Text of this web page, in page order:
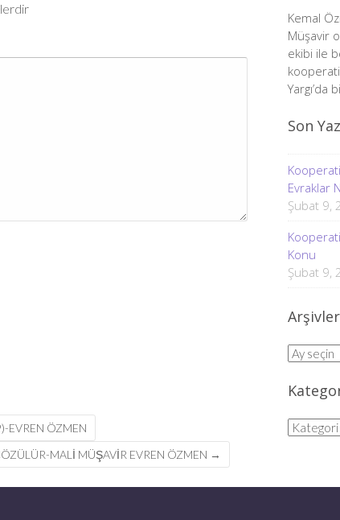
EVREN ÖZMEN
MALİ MÜŞAVİR EVREN ÖZMEN →
Kemal
Müşavir
ekibi ile
Yargı’da
Son
Evraklar
Şubat 9,
Konu
Şubat 9,
Arşivler
Arşivler